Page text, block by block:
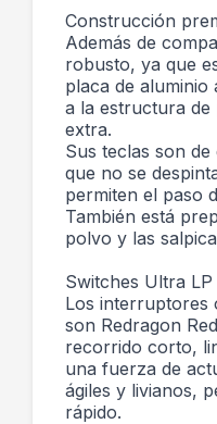
Construcción
Además de
robusto, ya que
placa de aluminio
a la estructura de
extra.
Sus teclas son
que no se
permiten el paso
También está
polvo y las
Switches Ultra LP
Los interruptores
son Redragon
recorrido corto,
una fuerza de
ágiles y livianos,
rápido.